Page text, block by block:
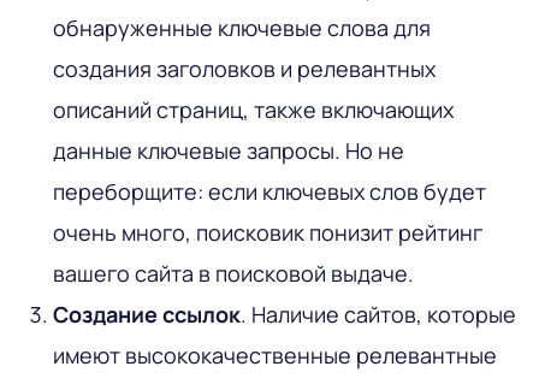
обнаруженные ключевые слова для
создания заголовков и релевантных
описаний страниц, также включающих
данные ключевые запросы. Но не
переборщите: если ключевых слов будет
очень много, поисковик понизит рейтинг
вашего сайта в поисковой выдаче.
Создание ссылок. Наличие сайтов, которые
имеют высококачественные релевантные